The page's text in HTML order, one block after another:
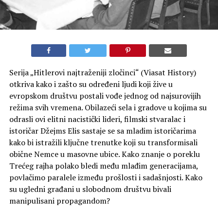
Serija „Hitlerovi najtraženiji zločinci“ (Viasat History)
otkriva kako i zašto su određeni ljudi koji žive u
evropskom društvu postali vođe jednog od najsurovijih
režima svih vremena. Obilazeći sela i gradove u kojima su
odrasli ovi elitni nacistički lideri, filmski stvaralac i
istoričar Džejms Elis sastaje se sa mladim istoričarima
kako bi istražili ključne trenutke koji su transformisali
obične Nemce u masovne ubice. Kako znanje o poreklu
Trećeg rajha polako bledi među mlađim generacijama,
povlačimo paralele između prošlosti i sadašnjosti. Kako
su ugledni građani u slobodnom društvu bivali
manipulisani propagandom?